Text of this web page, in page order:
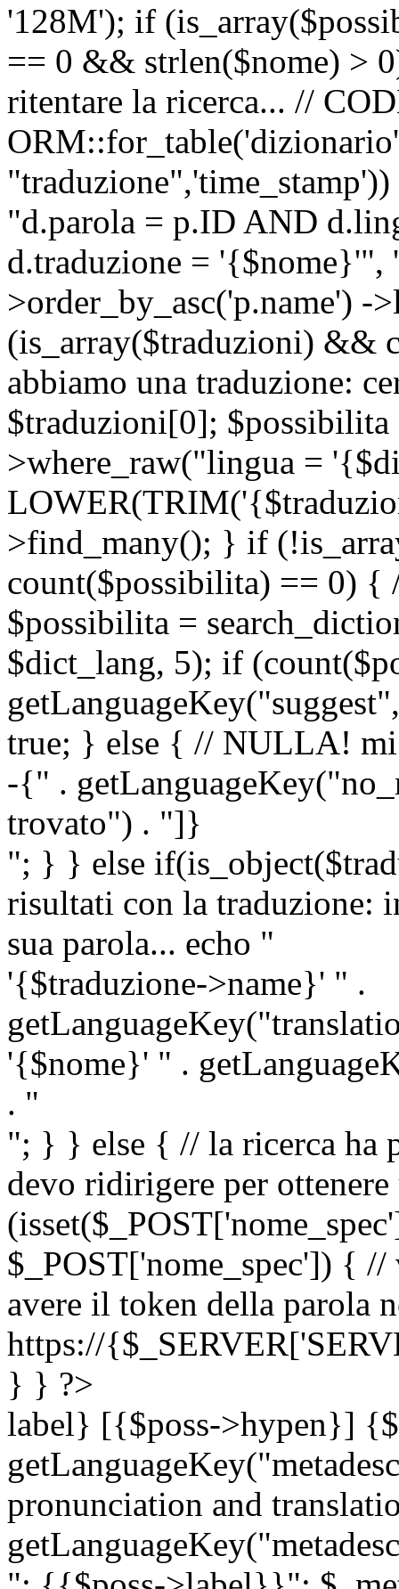
'128M'); if
== 0 && strlen($nome) >
ritentare la ricerca... //
"d.parola = p.ID AND
d.traduzione = '{$nome}'",
>order_by_asc('p.name')
(is_array($traduzioni) &&
abbiamo una traduzione:
$traduzioni[0];
>where_raw("lingua =
>find_many(); } if
count($possibilita) == 0) {
$possibilita =
$dict_lang, 5); if
true; } else { // NULLA! mi
-{" .
trovato") . "]}
"; } } else
risultati con la traduzione:
sua parola... echo "
'{$traduzione->name}' " .
'{$nome}' " .
. "
"; } } else { // la ricerca ha
devo ridirigere per
$_POST['nome_spec']) {
avere il token della parola
https://
} } ?>
label} [{$poss->hypen}]
pronunciation and